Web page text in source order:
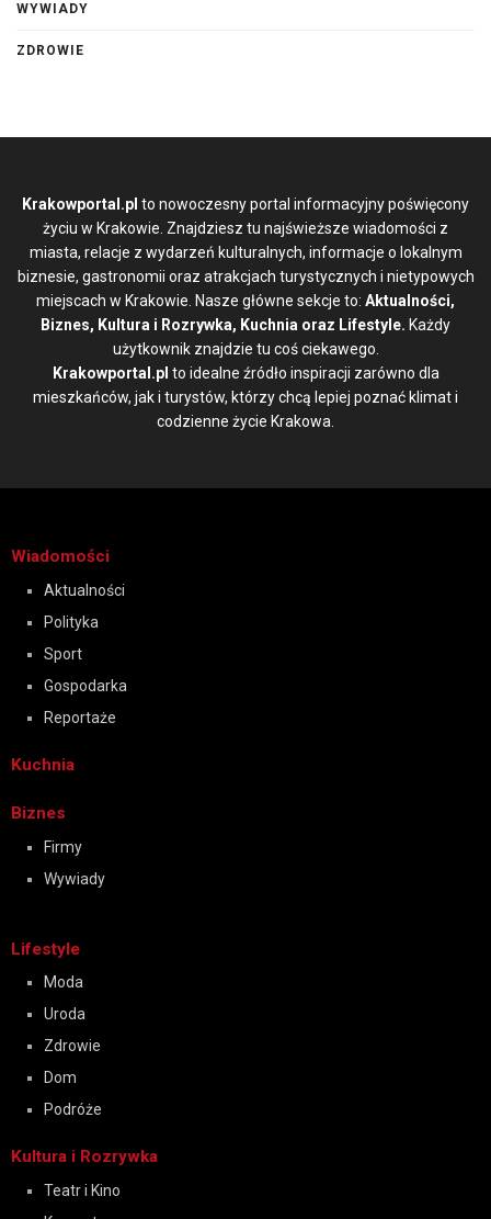
WYWIADY
ZDROWIE
Krakowportal.pl to nowoczesny portal informacyjny poświęcony
życiu w Krakowie. Znajdziesz tu najświeższe wiadomości z
miasta, relacje z wydarzeń kulturalnych, informacje o lokalnym
biznesie, gastronomii oraz atrakcjach turystycznych i nietypowych
miejscach w Krakowie. Nasze główne sekcje to: Aktualności,
Biznes, Kultura i Rozrywka, Kuchnia oraz Lifestyle. Każdy
użytkownik znajdzie tu coś ciekawego.
Krakowportal.pl to idealne źródło inspiracji zarówno dla
mieszkańców, jak i turystów, którzy chcą lepiej poznać klimat i
codzienne życie Krakowa.
Wiadomości
Aktualności
Polityka
Sport
Gospodarka
Reportaże
Kuchnia
Biznes
Firmy
Wywiady
Lifestyle
Moda
Uroda
Zdrowie
Dom
Podróże
Kultura i Rozrywka
Teatr i Kino